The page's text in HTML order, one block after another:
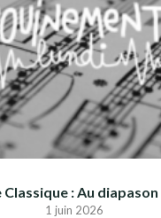
Classique : Au
1 juin 2026